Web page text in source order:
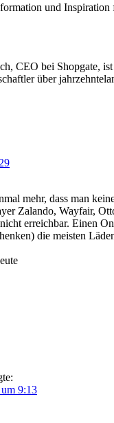
und
CEO bei Shopgate, ist
über
mehr, dass man
Zalando, Wayfair,
erreichbar. Einen
die meisten
9:13